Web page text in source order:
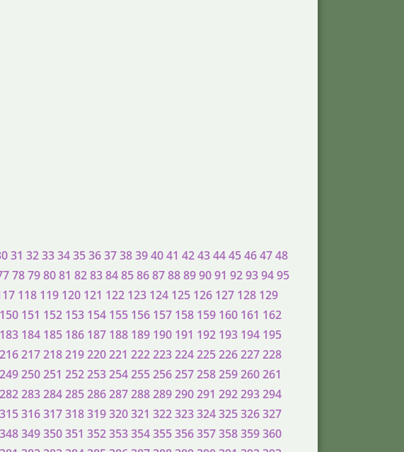
31 32333435363738394041 42434445464748
78798081 82838485868788899091 92939495
118 119 120 121 122 123 124 125 126 127 128 129
150 151 152 153 154 155 156 157 158 159 160 161 162
183 184 185 186 187 188 189 190 191 192 193 194 195
216217218219220221 222223224225226227228
249250251 252253254255256257258259260261
282283284285286287288289290291 292293294
315316317318319320321 322323324325326327
348349350351 352353354355356357358359360